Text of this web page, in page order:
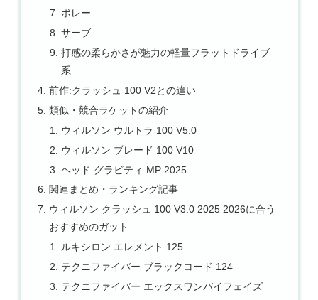
ボレー
サーブ
打感の柔らかさが魅力の軽量フラットドライブ
系
前作:クラッシュ 100 V2との違い
類似・競合ラケットの紹介
ウィルソン ウルトラ 100 V5.0
ウィルソン ブレード 100 V10
ヘッド グラビティ MP 2025
関連まとめ・ランキング記事
ウィルソン クラッシュ 100 V3.0 2025 2026に合う
おすすめのガット
ルキシロン エレメント 125
テクニファイバー ブラックコード 124
テクニファイバー エックスワンバイフェイズ